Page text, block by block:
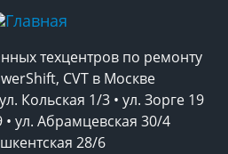
техцентров по ремонту
CVT в Москве
Кольская 1/3 • ул. Зорге 19
• ул. Абрамцевская 30/4
28/6